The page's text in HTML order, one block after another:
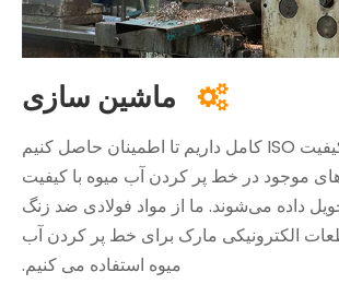
 ماشین سازی
ما یک سیستم کیفیت ISO کامل داریم تا اطمینان حاصل کنیم
موجود در خط پر کردن آب میوه با کیفیت
داده می‌شوند. ما از مواد فولادی ضد زنگ
الکترونیکی مارک برای خط پر کردن آب
میوه استفاده می کنیم.